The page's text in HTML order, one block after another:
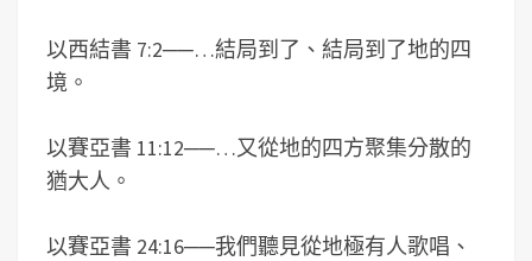
以西結書 7:2──…結局到了、結局到了地的四
境。
以賽亞書 11:12──…又從地的四方聚集分散的
猶大人。
以賽亞書 24:16──我們聽見從地極有人歌唱、